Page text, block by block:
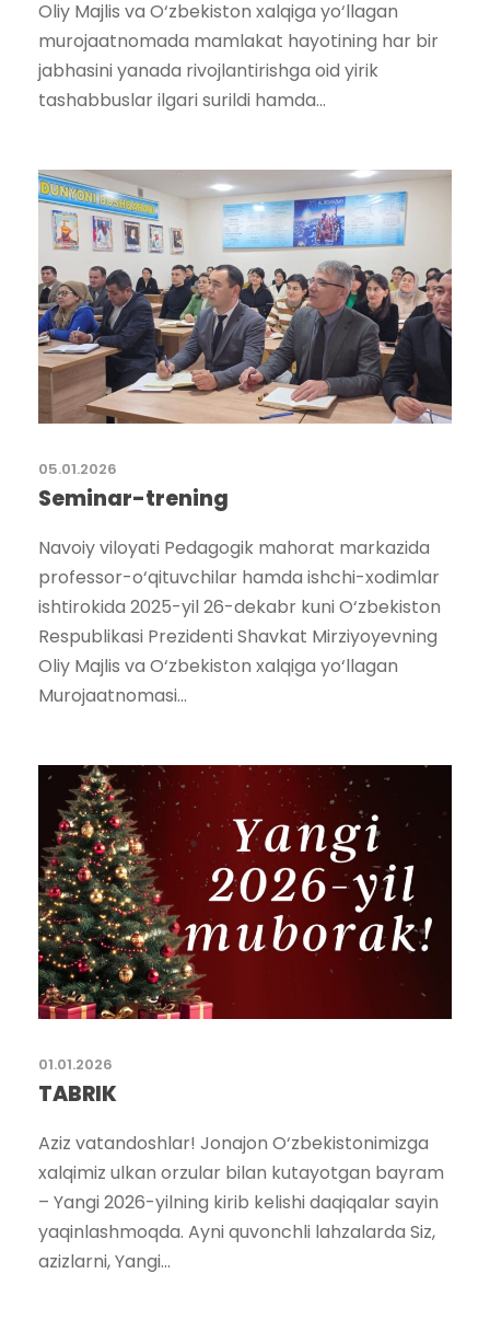
Oliy Majlis va O‘zbekiston xalqiga yo‘llagan
murojaatnomada mamlakat hayotining har bir
jabhasini yanada rivojlantirishga oid yirik
tashabbuslar ilgari surildi hamda...
05.01.2026
Seminar-trening
Navoiy viloyati Pedagogik mahorat markazida
professor-o‘qituvchilar hamda ishchi-xodimlar
ishtirokida 2025-yil 26-dekabr kuni O‘zbekiston
Respublikasi Prezidenti Shavkat Mirziyoyevning
Oliy Majlis va O‘zbekiston xalqiga yo‘llagan
Murojaatnomasi...
01.01.2026
TABRIK
Aziz vatandoshlar! Jonajon O‘zbekistonimizga
xalqimiz ulkan orzular bilan kutayotgan bayram
– Yangi 2026-yilning kirib kelishi daqiqalar sayin
yaqinlashmoqda. Ayni quvonchli lahzalarda Siz,
azizlarni, Yangi...